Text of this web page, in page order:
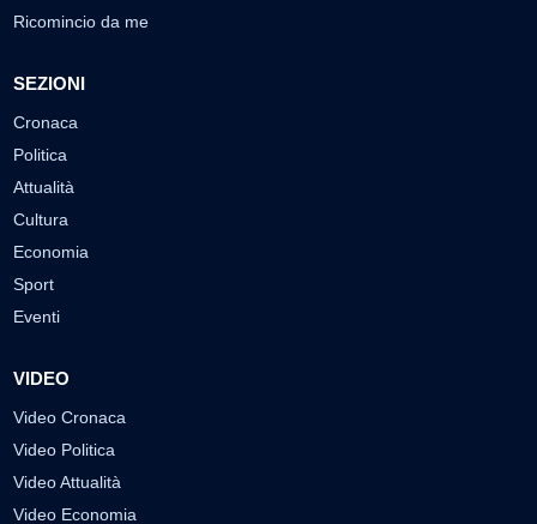
Ricomincio da me
SEZIONI
Cronaca
Politica
Attualità
Cultura
Economia
Sport
Eventi
VIDEO
Video Cronaca
Video Politica
Video Attualità
Video Economia